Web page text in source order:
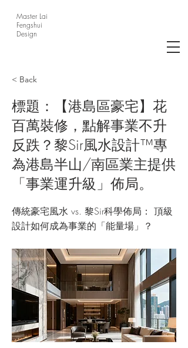
Master Lai
Fengshui
Design
< Back
標題：【港島區豪宅】花
百萬裝修，點解事業不升
反跌？黎Sir風水設計™專
為港島半山/南區業主提供
「事業運升級」佈局。
傳統豪宅風水 vs. 黎Sir科學佈局： 頂級
設計如何成為事業的「能量場」？